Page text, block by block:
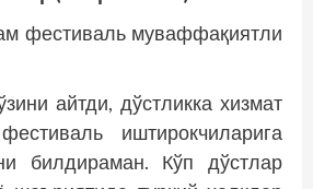
фестиваль муваффақиятли
айтди, дўстликка хизмат
иштирокчиларига
билдираман. Кўп дўстлар